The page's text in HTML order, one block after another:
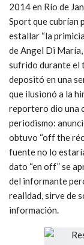
2014 en Río de
Sport que cubrían
estallar “la
de Angel Di María,
sufrido durante el
depositó en una
que ilusionó a la
reportero dio una
periodismo:
obtuvo “off the
fuente no lo
dato “en off” se
del informante
realidad, sirve de
información.